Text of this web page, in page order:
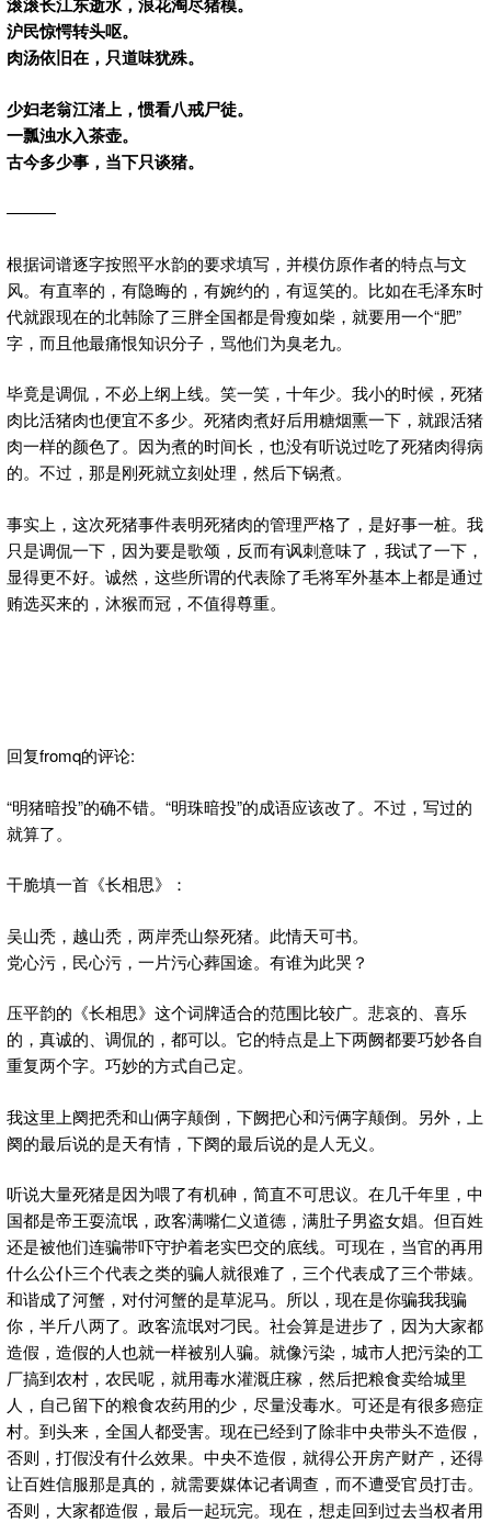
沪民惊愕转头呕。
肉汤依旧在，只道味犹殊。
少妇老翁江渚上，惯看八戒尸徒。
一瓢浊水入茶壶。
古今多少事，当下只谈猪。
———
根据词谱逐字按照平水韵的要求填写，并模仿原作者的特点与文
风。有直率的，有隐晦的，有婉约的，有逗笑的。比如在毛泽东时
代就跟现在的北韩除了三胖全国都是骨瘦如柴，就要用一个“肥”
字，而且他最痛恨知识分子，骂他们为臭老九。
毕竟是调侃，不必上纲上线。笑一笑，十年少。我小的时候，死猪
肉比活猪肉也便宜不多少。死猪肉煮好后用糖烟熏一下，就跟活猪
肉一样的颜色了。因为煮的时间长，也没有听说过吃了死猪肉得病
的。不过，那是刚死就立刻处理，然后下锅煮。
事实上，这次死猪事件表明死猪肉的管理严格了，是好事一桩。我
只是调侃一下，因为要是歌颂，反而有讽刺意味了，我试了一下，
显得更不好。诚然，这些所谓的代表除了毛将军外基本上都是通过
贿选买来的，沐猴而冠，不值得尊重。
回复fromq的评论:
“明猪暗投”的确不错。“明珠暗投”的成语应该改了。不过，写过的
就算了。
干脆填一首《长相思》：
吴山秃，越山秃，两岸秃山祭死猪。此情天可书。
党心污，民心污，一片污心葬国途。有谁为此哭？
压平韵的《长相思》这个词牌适合的范围比较广。悲哀的、喜乐
的，真诚的、调侃的，都可以。它的特点是上下两阙都要巧妙各自
重复两个字。巧妙的方式自己定。
我这里上阕把秃和山俩字颠倒，下阙把心和污俩字颠倒。另外，上
阕的最后说的是天有情，下阕的最后说的是人无义。
听说大量死猪是因为喂了有机砷，简直不可思议。在几千年里，中
国都是帝王耍流氓，政客满嘴仁义道德，满肚子男盗女娼。但百姓
还是被他们连骗带吓守护着老实巴交的底线。可现在，当官的再用
什么公仆三个代表之类的骗人就很难了，三个代表成了三个带婊。
和谐成了河蟹，对付河蟹的是草泥马。所以，现在是你骗我我骗
你，半斤八两了。政客流氓对刁民。社会算是进步了，因为大家都
造假，造假的人也就一样被别人骗。就像污染，城市人把污染的工
厂搞到农村，农民呢，就用毒水灌溉庄稼，然后把粮食卖给城里
人，自己留下的粮食农药用的少，尽量没毒水。可还是有很多癌症
村。到头来，全国人都受害。现在已经到了除非中央带头不造假，
否则，打假没有什么效果。中央不造假，就得公开房产财产，还得
让百姓信服那是真的，就需要媒体记者调查，而不遭受官员打击。
否则，大家都造假，最后一起玩完。现在，想走回到过去当权者用